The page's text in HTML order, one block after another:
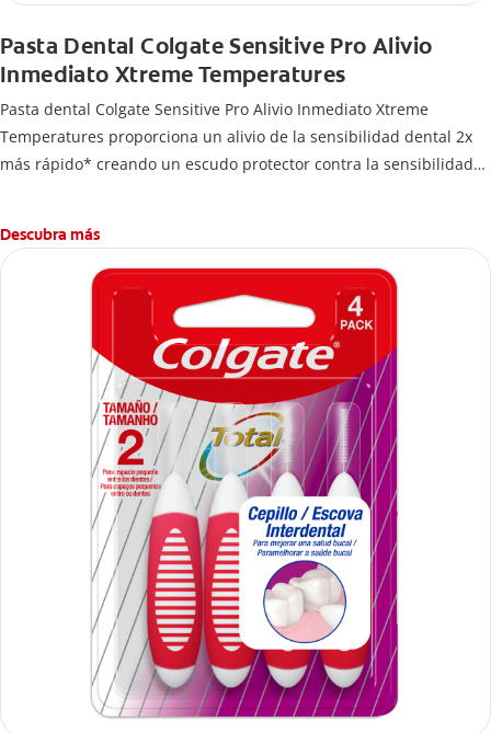
Pasta Dental Colgate Sensitive Pro Alivio
Inmediato Xtreme Temperatures
Pasta dental Colgate Sensitive Pro Alivio Inmediato Xtreme
Temperatures proporciona un alivio de la sensibilidad dental 2x
más rápido* creando un escudo protector contra la sensibilidad
clínicos publicados
**Con uso regularr
Descubra más